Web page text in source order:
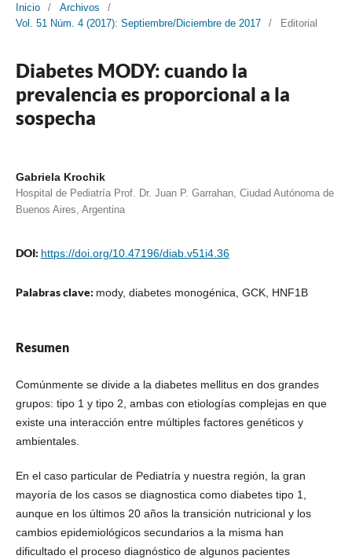
Inicio / Archivos
/
Vol. 51 Núm. 4 (2017): Septiembre/Diciembre de 2017
/ Editorial
Diabetes MODY: cuando la
prevalencia es proporcional a la
sospecha
Gabriela Krochik
Hospital de Pediatría Prof. Dr. Juan P. Garrahan, Ciudad Autónoma de
Buenos Aires, Argentina
DOI: https://doi.org/10.47196/diab.v51i4.36
Palabras clave: mody, diabetes monogénica, GCK, HNF1B
Resumen
Comúnmente se divide a la diabetes mellitus en dos grandes
grupos: tipo 1 y tipo 2, ambas con etiologías complejas en que
existe una interacción entre múltiples factores genéticos y
ambientales.
En el caso particular de Pediatría y nuestra región, la gran
mayoría de los casos se diagnostica como diabetes tipo 1,
aunque en los últimos 20 años la transición nutricional y los
cambios epidemiológicos secundarios a la misma han
dificultado el proceso diagnóstico de algunos pacientes